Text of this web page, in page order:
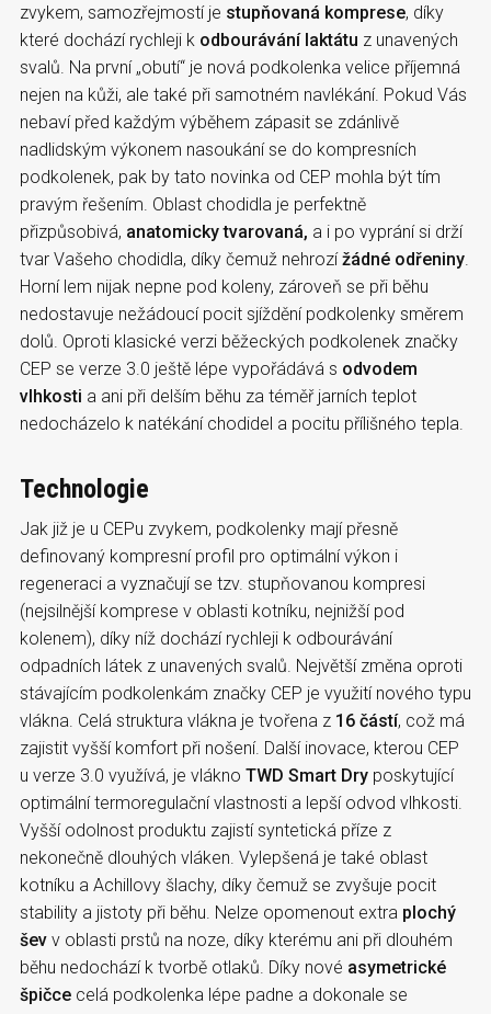
zvykem, samozřejmostí je stupňovaná komprese, díky
které dochází rychleji k odbourávání laktátu z unavených
svalů. Na první „obutí“ je nová podkolenka velice příjemná
nejen na kůži, ale také při samotném navlékání. Pokud Vás
nebaví před každým výběhem zápasit se zdánlivě
nadlidským výkonem nasoukání se do kompresních
podkolenek, pak by tato novinka od CEP mohla být tím
pravým řešením. Oblast chodidla je perfektně
přizpůsobivá, anatomicky tvarovaná, a i po vyprání si drží
tvar Vašeho chodidla, díky čemuž nehrozížádné odřeniny
Horní lem nijak nepne pod koleny, zároveň se při běhu
nedostavuje nežádoucí pocit sjíždění podkolenky směrem
dolů. Oproti klasické verzi běžeckých podkolenek značky
CEP se verze 3.0 ještě lépe vypořádává s odvodem
vlhkosti a ani při delším běhu za téměř jarních teplot
nedocházelo k natékání chodidel a pocitu přílišného tepla.
Technologie
Jak již je u CEPu zvykem, podkolenky mají přesně
definovaný kompresní profil pro optimální výkon i
regeneraci a vyznačují se tzv. stupňovanou kompresi
(nejsilnější komprese v oblasti kotníku, nejnižší pod
kolenem), díky níž dochází rychleji k odbourávání
odpadních látek z unavených svalů. Největší změna oproti
stávajícím podkolenkám značky CEP je využití nového typu
vlákna. Celá struktura vlákna je tvořena z 16 částí, což má
zajistit vyšší komfort při nošení. Další inovace, kterou CEP
u verze 3.0 využívá, je vlákno TWD Smart Dry poskytující
optimální termoregulační vlastnosti a lepší odvod vlhkosti.
Vyšší odolnost produktu zajistí syntetická příze z
nekonečně dlouhých vláken. Vylepšená je také oblast
kotníku a Achillovy šlachy, díky čemuž se zvyšuje pocit
stability a jistoty při běhu. Nelze opomenout extra plochý
šev v oblasti prstů na noze, díky kterému ani při dlouhém
běhu nedochází k tvorbě otlaků. Díky nové asymetrické
špičce celá podkolenka lépe padne a dokonale se